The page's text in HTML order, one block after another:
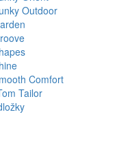
Outdoor
Comfort
Tailor